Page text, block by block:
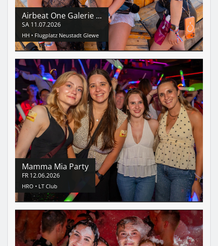
Airbeat One Galerie ...
SA 11.07.2026
HH • Flugplatz Neustadt Glewe
Mamma Mia Party
FR 12.06.2026
HRO • LT Club